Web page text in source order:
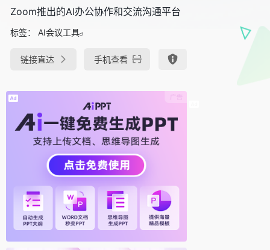
Zoom推出的AI办公协作和交流沟通平台
标签： AI会议工具
链接直达 手机查看